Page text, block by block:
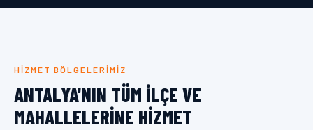
HIZMET BÖLGELERIMIZ
ANTALYA'NIN TÜM İLÇE VE
MAHALLELERINE HIZMET